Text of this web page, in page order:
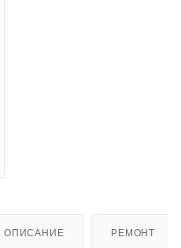
ОПИСАНИЕ РЕМОНТ